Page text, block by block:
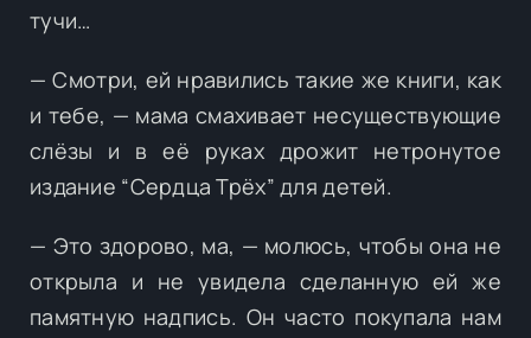
тучи…
— Смотри, ей нравились такие же книги, как
и тебе, — мама смахивает несуществующие
слёзы и в её руках дрожит нетронутое
издание “Сердца Трёх” для детей.
— Это здорово, ма, — молюсь, чтобы она не
открыла и не увидела сделанную ей же
памятную надпись. Он часто покупала нам